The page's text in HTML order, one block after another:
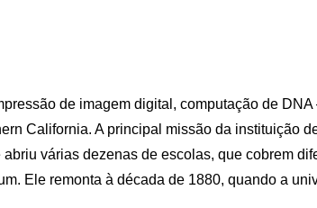
de imagem digital, computação de
California. A principal missão da instituição
várias dezenas de escolas, que cobrem
Ele remonta à década de 1880, quando a